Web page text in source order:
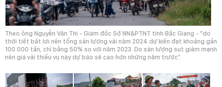
Theo ông Nguyễn Văn Thi - Giám đốc Sở NN&PTNT tỉnh Bắc Giang - "do
thời tiết bất lợi nên tổng sản lượng vải năm 2024 dự kiến đạt khoảng gần
100.000 tấn, chỉ bằng 50% so với năm 2023. Do sản lượng sụt giảm mạnh
nên giá vải thiều vụ này dự báo sẽ cao hơn những năm trước”.